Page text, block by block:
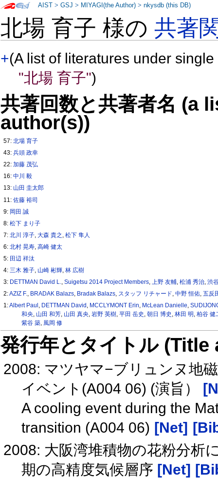
北場 育子 様の共著
+(A list of literatures under
"北場 育子")
共著回数と共著者名 (a
author(s))
57:北場 育子
43:兵頭 政幸
22:加藤 茂弘
16:中川 毅
13: 山田 圭太郎
11:佐藤 裕司
9: 岡田 誠
8:松下 まり子
7:北川 淳子 ,大森 貴之 ,松下 隼人
6:北村 晃寿 ,高崎 健太
5: 田辺 祥汰
4: 三木 雅子 山崎 彬輝 ,林 広樹
3: DETTMAN David L.,Suigetsu 2014 Project Members,上野 友輔,松浦 秀治,渋
2:AZIZ F., BRADAK Balazs, Bradak Balazs, スタッフ リチャード,中野 恒佑,五反
1:Albert Paul , DETTMAN David , MCCLYMONT Erin, McLean Danielle,
和央, 山田 和芳, 山田 真央, 岩野 英樹, 平田 岳史 , 朝日 博史 , 林田 明 , 柏谷 健
紫谷 築, 風岡 修
発行年とタイトル
2008: マツヤマ−ブリュンヌ地
イベント(A004 06) (演旨）
A cooling event during the
transition (A004 06) [Net]
2008: 大阪湾堆積物の花粉分析
期の高精度気候層序 [Net]
AIST >GSJ > MIYAGI(the Author) >nkysdb (this DB)